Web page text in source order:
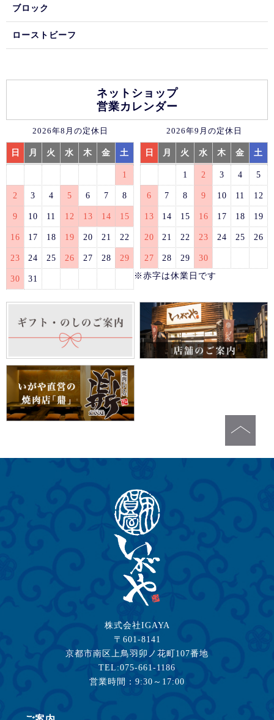
ブロック
ローストビーフ
ネットショップ
営業カレンダー
2026年8月の定休日
日 月 火 水 木 金 土
1
2 3 4 5 6 7 8
9 10 11 12 13 14 15
16 17 18 19 20 21 22
23 24 25 26 27 28 29
30 31
2026年9月の定休日
日 月 火 水 木 金 土
1 2 3 4 5
6 7 8 9 10 11 12
13 14 15 16 17 18 19
20 21 22 23 24 25 26
27 28 29
30
※赤字は休業日です
株式会社IGAYA
〒601-8141
京都市南区上鳥羽卯ノ花町107番地
TEL:075-661-1186
営業時間：9:30～17:00